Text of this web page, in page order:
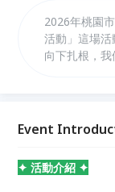
2026年桃園
活動」這場
向下扎根，
帶領孩子學習
透過掌中藝術
Event
✦ 活動介紹 ✦